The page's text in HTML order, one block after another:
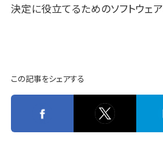
決定に役立てるためのソフトウェア
この記事をシェアする